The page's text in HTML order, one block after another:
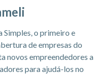
Simples, o primeiro e
de empresas do
novos empreendedores a
para ajudá-los no